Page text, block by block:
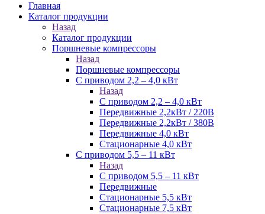
Главная
Каталог продукции
Назад
Каталог продукции
Поршневые компрессоры
Назад
Поршневые компрессоры
С приводом 2,2 – 4,0 кВт
Назад
С приводом 2,2 – 4,0 кВт
Передвижные 2,2кВт / 220В
Передвижные 2,2кВт / 380В
Передвижные 4,0 кВт
Стационарные 4,0 кВт
С приводом 5,5 – 11 кВт
Назад
С приводом 5,5 – 11 кВт
Передвижные
Стационарные 5,5 кВт
Стационарные 7,5 кВт